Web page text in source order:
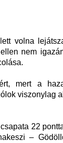
volna
nem
mert a
viszonylag
22
–